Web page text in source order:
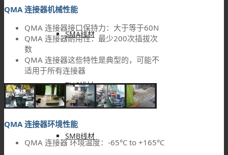
SMA线材
TNC线材
SMB线材
QMA 连接器机械性能
QMA 连接器接口保持力：大于等于60N
QMA 连接器耐用性：最少200次插拔次
数
QMA 连接器这些特性是典型的，可能不
适用于所有连接器
QMA 连接器环境性能
QMA 连接器 环境温度：-65°C to +165°C